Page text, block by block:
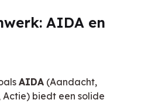
AIDA en
AIDA (Aandacht,
Actie) biedt een solide